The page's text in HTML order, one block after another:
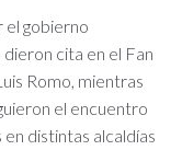
el gobierno
cita en el Fan
Romo, mientras
el encuentro
distintas alcaldías